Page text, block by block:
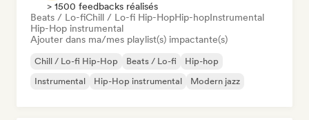
> 1500 feedbacks réalisés
Beats / Lo-fiChill / Lo-fi Hip-HopHip-hopInstrumental
Hip-Hop instrumental
Ajouter dans ma/mes playlist(s) impactante(s)
Chill / Lo-fi Hip-Hop Beats / Lo-fi
Hip-hop
Instrumental
Hip-Hop instrumental Modern jazz